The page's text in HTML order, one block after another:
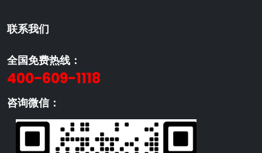
联系我们
全国免费热线：
400-609-1118
咨询微信：